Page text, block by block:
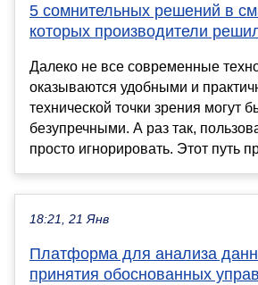
5 сомнительных решений в
которых производители
Далеко не все современные
оказываются удобными и
технической точки зрения могут
безупречными. А раз так,
просто игнорировать. Этот путь
18:21, 21 Янв
Платформа для анализа
принятия обоснованных